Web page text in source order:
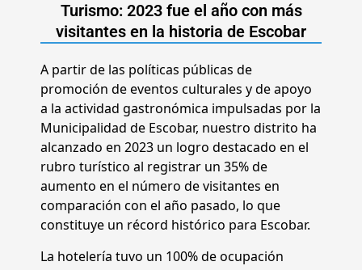
Turismo: 2023 fue el año con más
visitantes en la historia de Escobar
A partir de las políticas públicas de
promoción de eventos culturales y de apoyo
a la actividad gastronómica impulsadas por la
Municipalidad de Escobar, nuestro distrito ha
alcanzado en 2023 un logro destacado en el
rubro turístico al registrar un 35% de
aumento en el número de visitantes en
comparación con el año pasado, lo que
constituye un récord histórico para Escobar.
La hotelería tuvo un 100% de ocupación